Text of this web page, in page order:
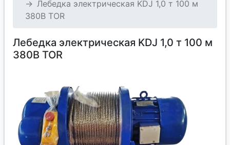
Лебедка электрическая KDJ 1,0 т 100 м
380В TOR
Лебедка электрическая KDJ 1,0 т 100 м
380В TOR